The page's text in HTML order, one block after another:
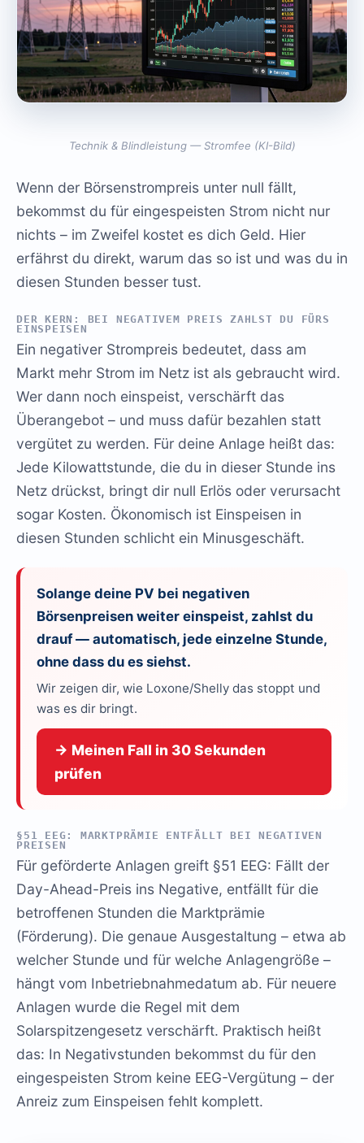
Technik & Blindleistung — Stromfee (KI-Bild)
Wenn der Börsenstrompreis unter null fällt,
bekommst du für eingespeisten Strom nicht nur
nichts – im Zweifel kostet es dich Geld. Hier
erfährst du direkt, warum das so ist und was du in
diesen Stunden besser tust.
DER KERN: BEI NEGATIVEM PREIS ZAHLST DU FÜRS
EINSPEISEN
Ein negativer Strompreis bedeutet, dass am
Markt mehr Strom im Netz ist als gebraucht wird.
Wer dann noch einspeist, verschärft das
Überangebot – und muss dafür bezahlen statt
vergütet zu werden. Für deine Anlage heißt das:
Jede Kilowattstunde, die du in dieser Stunde ins
Netz drückst, bringt dir null Erlös oder verursacht
sogar Kosten. Ökonomisch ist Einspeisen in
diesen Stunden schlicht ein Minusgeschäft.
Solange deine PV bei negativen
Börsenpreisen weiter einspeist, zahlst du
drauf — automatisch, jede einzelne Stunde,
ohne dass du es siehst.
Wir zeigen dir, wie Loxone/Shelly das stoppt und
was es dir bringt.
→ Meinen Fall in 30 Sekunden
prüfen
§51 EEG: MARKTPRÄMIE ENTFÄLLT BEI NEGATIVEN
PREISEN
Für geförderte Anlagen greift §51 EEG: Fällt der
Day-Ahead-Preis ins Negative, entfällt für die
betroffenen Stunden die Marktprämie
(Förderung). Die genaue Ausgestaltung – etwa ab
welcher Stunde und für welche Anlagengröße –
hängt vom Inbetriebnahmedatum ab. Für neuere
Anlagen wurde die Regel mit dem
Solarspitzengesetz verschärft. Praktisch heißt
das: In Negativstunden bekommst du für den
eingespeisten Strom keine EEG-Vergütung – der
Anreiz zum Einspeisen fehlt komplett.